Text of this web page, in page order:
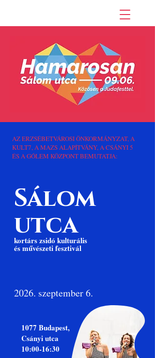
AZ ERZSÉBETVÁROSI ÖNKORMÁNYZAT, A
KULT7, A MAZS ALAPÍTVÁNY, A CSÁNYI 5
ÉS A GÓLEM KÖZPONT BEMUTATJA:
Sálom
utca
kortárs zsidó kulturális
és művészeti fesztivál
2026. szeptember 6.
1077 Budapest,
Csányi utca
10:00-16:30